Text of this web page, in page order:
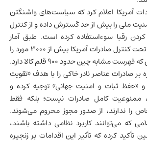
آمریکا اعلام کرد که سیاست‌های واشنگتن
ملی را بیش از حد گسترش داده و از کنترل
رقبا سوءاستفاده کرده است. طبق آمار
رسمی، فهرست اقلام تحت کنترل صادرات آمریکا بیش از ۳۰۰۰ مورد را
مشابه چین حدود ۹۰۰ قلم کالا دارد.
صادرات عناصر نادر خاکی را با هدف «تقویت
«حفظ ثبات و امنیت جهانی» توجیه کرده و
ممنوعیت کامل صادرات نیست؛ بلکه فقط
را ندارند، از صدور مجوز محروم می‌شوند.
که می‌توانند کاربرد نظامی داشته باشند،
کرده که تأثیر این اقدامات بر زنجیره